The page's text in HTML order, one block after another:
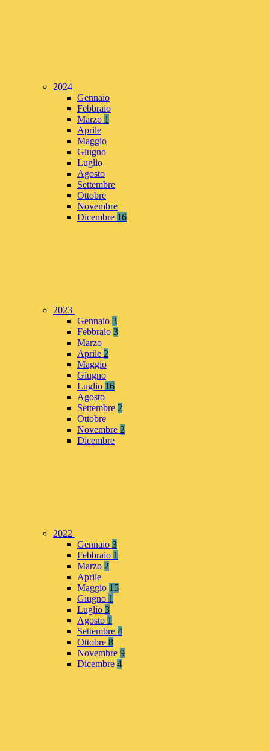
2024
Gennaio
Febbraio
Marzo 1
Aprile
Maggio
Giugno
Luglio
Agosto
Settembre
Ottobre
Novembre
Dicembre 16
2023
Gennaio 3
Febbraio 3
Marzo
Aprile 2
Maggio
Giugno
Luglio 16
Agosto
Settembre 2
Ottobre
Novembre 2
Dicembre
2022
Gennaio 3
Febbraio 1
Marzo 2
Aprile
Maggio 15
Giugno 1
Luglio 3
Agosto 1
Settembre 4
Ottobre 8
Novembre 9
Dicembre 4